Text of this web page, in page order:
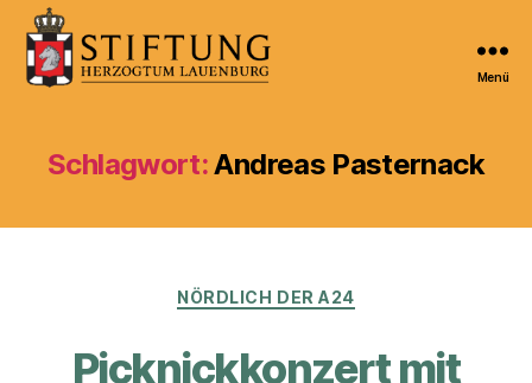
Stiftung
Herzogtum
Menü
Schlagwort:Andreas Pasternack
Kategorien
NÖRDLICH DER A24
Picknickkonzert mit